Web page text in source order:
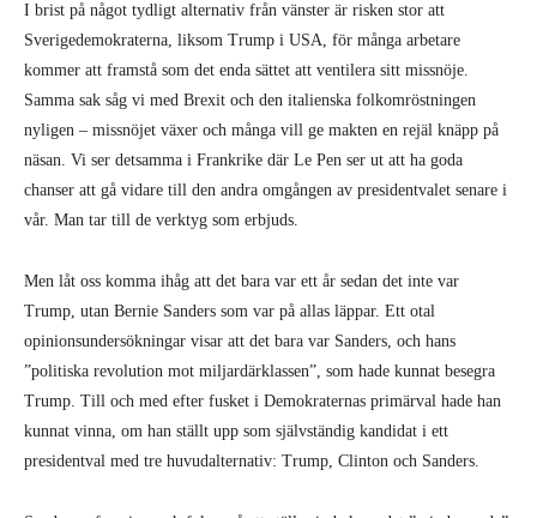
I brist på något tydligt alternativ från vänster är risken stor att
Sverigedemokraterna, liksom Trump i USA, för många arbetare
kommer att framstå som det enda sättet att ventilera sitt missnöje.
Samma sak såg vi med Brexit och den italienska folkomröstningen
nyligen – missnöjet växer och många vill ge makten en rejäl knäpp på
näsan. Vi ser detsamma i Frankrike där Le Pen ser ut att ha goda
chanser att gå vidare till den andra omgången av presidentvalet senare i
vår. Man tar till de verktyg som erbjuds.
Men låt oss komma ihåg att det bara var ett år sedan det inte var
Trump, utan Bernie Sanders som var på allas läppar. Ett otal
opinionsundersökningar visar att det bara var Sanders, och hans
”politiska revolution mot miljardärklassen”, som hade kunnat besegra
Trump. Till och med efter fusket i Demokraternas primärval hade han
kunnat vinna, om han ställt upp som självständig kandidat i ett
presidentval med tre huvudalternativ: Trump, Clinton och Sanders.